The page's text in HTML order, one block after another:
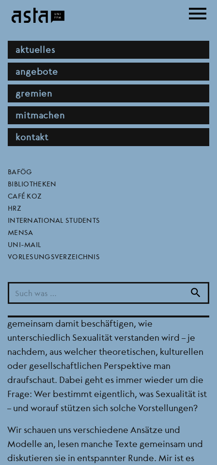
zum
hauptnavigation
aktuelles
angebote
gremien
mitmachen
kontakt
direktlinks
BAFÖG
BIBLIOTHEKEN
CAFÉ KOZ
HRZ
INTERNATIONAL STUDENTS
MENSA
UNI-MAIL
VORLESUNGSVERZEICHNIS
search
menu
wer definiert sexualität?
BEREICH
FB 05
SEMESTER
2026 SOMMERSEMESTER
Sexualität ist überall präsent – im Alltag, in
Beziehungen, in Medien, in politischen Debatten.
Gleichzeitig ist sie oft mit Erwartungen, Normen,
verbunden.
gemeinsam damit beschäftigen, wie
unterschiedlich Sexualität verstanden wird – je
nachdem, aus welcher theoretischen, kulturellen
oder gesellschaftlichen Perspektive man
draufschaut. Dabei geht es immer wieder um die
Frage: Wer bestimmt eigentlich, was Sexualität ist
– und worauf stützen sich solche Vorstellungen?
Wir schauen uns verschiedene Ansätze und
Modelle an, lesen manche Texte gemeinsam und
diskutieren sie in entspannter Runde. Mir ist es